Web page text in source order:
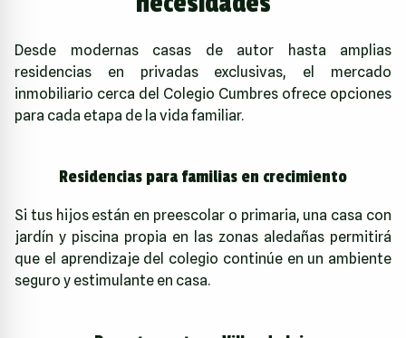
Desde modernas casas de autor hasta amplias
residencias en privadas exclusivas, el mercado
inmobiliario cerca del Colegio Cumbres ofrece opciones
para cada etapa de la vida familiar.
Residencias para familias en crecimiento
Si tus hijos están en preescolar o primaria, una casa con
jardín y piscina propia en las zonas aledañas permitirá
que el aprendizaje del colegio continúe en un ambiente
seguro y estimulante en casa.